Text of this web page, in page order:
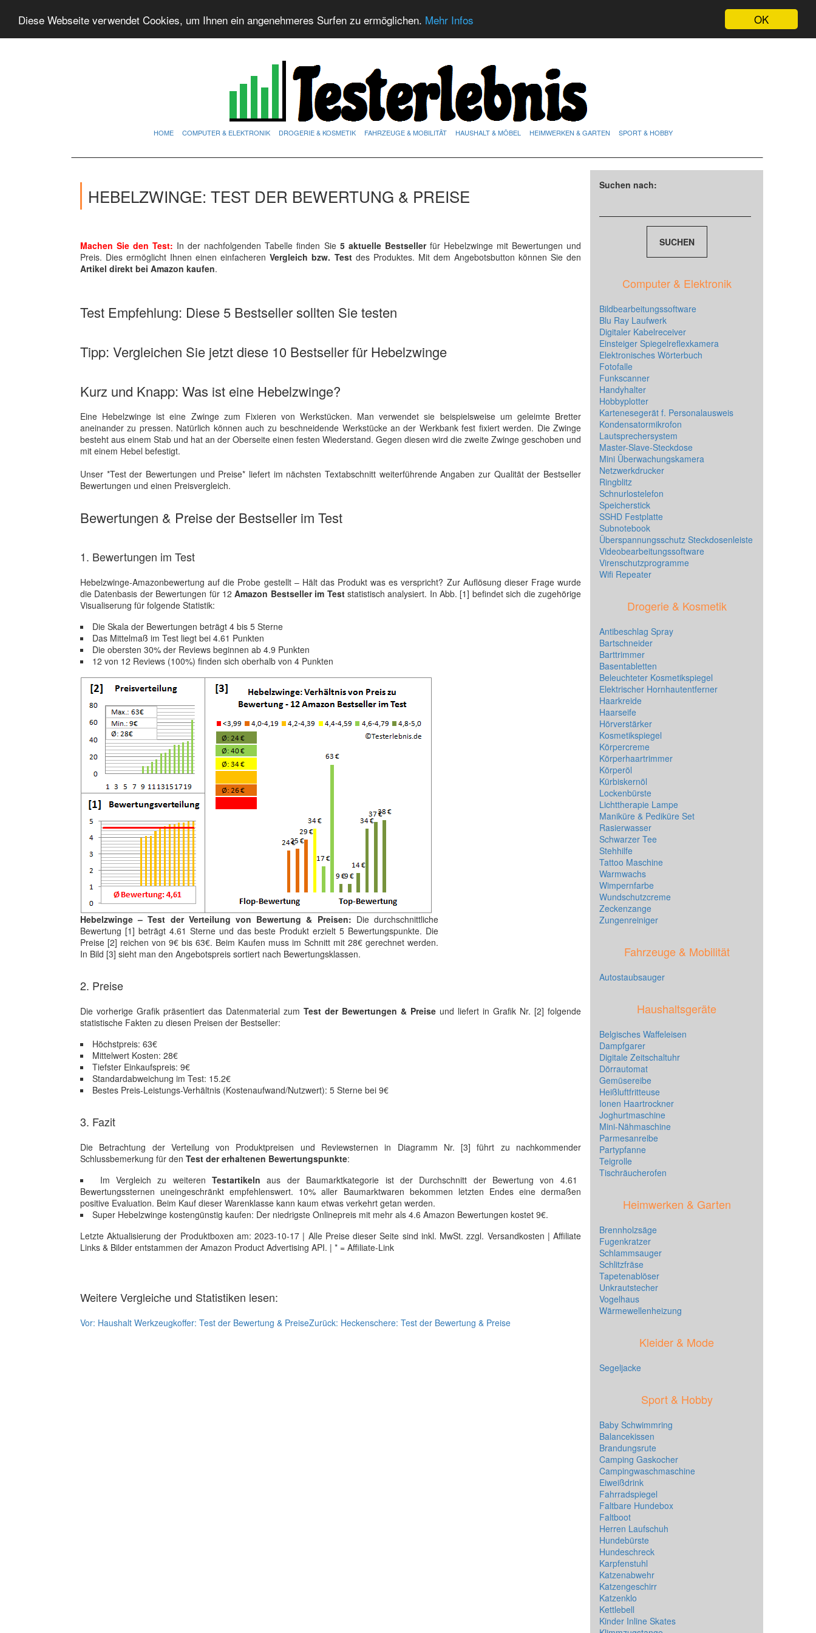
OK
Diese Webseite verwendet Cookies, um Ihnen ein angenehmeres Surfen zu ermöglichen. Mehr Infos
HOME COMPUTER & ELEKTRONIK DROGERIE & KOSMETIK FAHRZEUGE & MOBILITÄT HAUSHALT & MÖBEL HEIMWERKEN & GARTEN SPORT & HOBBY
HEBELZWINGE: TEST DER BEWERTUNG & PREISE
Machen Sie den Test: In der nachfolgenden Tabelle finden Sie5 aktuelle Bestsellerfür Hebelzwinge mit Bewertungen und
Preis. Dies ermöglicht Ihnen einen einfacherenVergleich bzw. Testdes Produktes. Mit dem Angebotsbutton können Sie den
Artikel direkt bei Amazon kaufen.
Test Empfehlung: Diese 5 Bestseller sollten Sie testen
Tipp: Vergleichen Sie jetzt diese 10 Bestseller für Hebelzwinge
Kurz und Knapp: Was ist eine Hebelzwinge?
Eine Hebelzwinge ist eine Zwinge zum Fixieren von Werkstücken. Man verwendet sie beispielsweise um geleimte Bretter
aneinander zu pressen. Natürlich können auch zu beschneidende Werkstücke an der Werkbank fest fixiert werden. Die Zwinge
besteht aus einem Stab und hat an der Oberseite einen festen Wiederstand. Gegen diesen wird die zweite Zwinge geschoben und
mit einem Hebel befestigt.
Unser *Test der Bewertungen und Preise* liefert im nächsten Textabschnitt weiterführende Angaben zur Qualität der Bestseller
Bewertungen und einen Preisvergleich.
Bewertungen & Preise der Bestseller im Test
1. Bewertungen im Test
Hebelzwinge-Amazonbewertung auf die Probe gestellt – Hält das Produkt was es verspricht? Zur Auflösung dieser Frage wurde
die Datenbasis der Bewertungen für 12Amazon Bestseller im Teststatistisch analysiert. In Abb. [1] befindet sich die zugehörige
Visualiserung für folgende Statistik:
Die Skala der Bewertungen beträgt 4 bis 5 Sterne
Das Mittelmaß im Test liegt bei 4.61 Punkten
Die obersten 30% der Reviews beginnen ab 4.9 Punkten
12 von 12 Reviews (100%) finden sich oberhalb von 4 Punkten
Hebelzwinge – Test der Verteilung von Bewertung & Preisen: Die durchschnittliche
Bewertung [1] beträgt 4.61 Sterne und das beste Produkt erzielt 5 Bewertungspunkte. Die
Preise [2] reichen von 9€ bis 63€. Beim Kaufen muss im Schnitt mit 28€ gerechnet werden.
In Bild [3] sieht man den Angebotspreis sortiert nach Bewertungsklassen.
2. Preise
Die vorherige Grafik präsentiert das Datenmaterial zum Test der Bewertungen & Preise und liefert in Grafik Nr. [2] folgende
statistische Fakten zu diesen Preisen der Bestseller:
Höchstpreis: 63€
Mittelwert Kosten: 28€
Tiefster Einkaufspreis: 9€
Standardabweichung im Test: 15.2€
Bestes Preis-Leistungs-Verhältnis (Kostenaufwand/Nutzwert): 5 Sterne bei 9€
3. Fazit
Die Betrachtung der Verteilung von Produktpreisen und Reviewsternen in Diagramm Nr. [3] führt zu nachkommender
Schlussbemerkung für den Test der erhaltenen Bewertungspunkte:
Im Vergleich zu weiterenTestartikeln aus der Baumarktkategorie ist der Durchschnitt der Bewertung von 4.61
Bewertungssternen uneingeschränkt empfehlenswert. 10% aller Baumarktwaren bekommen letzten Endes eine dermaßen
positive Evaluation. Beim Kauf dieser Warenklasse kann kaum etwas verkehrt getan werden.
Super Hebelzwinge kostengünstig kaufen: Der niedrigste Onlinepreis mit mehr als 4.6 Amazon Bewertungen kostet 9€.
Letzte Aktualisierung der Produktboxen am: 2023-10-17 | Alle Preise dieser Seite sind inkl. MwSt. zzgl. Versandkosten | Affiliate
Links & Bilder entstammen der Amazon Product Advertising API. | * = Affiliate-Link
Weitere Vergleiche und Statistiken lesen:
Vor: Haushalt Werkzeugkoffer: Test der Bewertung & PreiseZurück: Heckenschere: Test der Bewertung & Preise
Suchen nach:
Computer & Elektronik
Bildbearbeitungssoftware
Blu Ray Laufwerk
Digitaler Kabelreceiver
Einsteiger Spiegelreflexkamera
Elektronisches Wörterbuch
Fotofalle
Funkscanner
Handyhalter
Hobbyplotter
Kartenesegerät f. Personalausweis
Kondensatormikrofon
Lautsprechersystem
Master-Slave-Steckdose
Mini Überwachungskamera
Netzwerkdrucker
Ringblitz
Schnurlostelefon
Speicherstick
SSHD Festplatte
Subnotebook
Überspannungsschutz Steckdosenleiste
Videobearbeitungssoftware
Virenschutzprogramme
Wifi Repeater
Drogerie & Kosmetik
Antibeschlag Spray
Bartschneider
Barttrimmer
Basentabletten
Beleuchteter Kosmetikspiegel
Elektrischer Hornhautentferner
Haarkreide
Haarseife
Hörverstärker
Kosmetikspiegel
Körpercreme
Körperhaartrimmer
Körperöl
Kürbiskernöl
Lockenbürste
Lichttherapie Lampe
Maniküre & Pediküre Set
Rasierwasser
Schwarzer Tee
Stehhilfe
Tattoo Maschine
Warmwachs
Wimpernfarbe
Wundschutzcreme
Zeckenzange
Zungenreiniger
Fahrzeuge & Mobilität
Autostaubsauger
Haushaltsgeräte
Belgisches Waffeleisen
Dampfgarer
Digitale Zeitschaltuhr
Dörrautomat
Gemüsereibe
Heißluftfritteuse
Ionen Haartrockner
Joghurtmaschine
Mini-Nähmaschine
Parmesanreibe
Partypfanne
Teigrolle
Tischräucherofen
Heimwerken & Garten
Brennholzsäge
Fugenkratzer
Schlammsauger
Schlitzfräse
Tapetenablöser
Unkrautstecher
Vogelhaus
Wärmewellenheizung
Kleider & Mode
Segeljacke
Sport & Hobby
Baby Schwimmring
Balancekissen
Brandungsrute
Camping Gaskocher
Campingwaschmaschine
Eiweißdrink
Fahrradspiegel
Faltbare Hundebox
Faltboot
Herren Laufschuh
Hundebürste
Hundeschreck
Karpfenstuhl
Katzenabwehr
Katzengeschirr
Katzenklo
Kettlebell
Kinder Inline Skates